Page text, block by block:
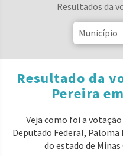
Resultados da
Resultado da
Pereira
Veja como foi a
Deputado Federal,
do estado de